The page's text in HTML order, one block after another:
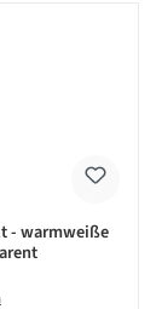
- warmweiße